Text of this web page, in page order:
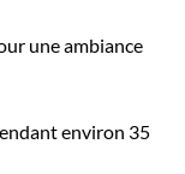
une ambiance
environ 35